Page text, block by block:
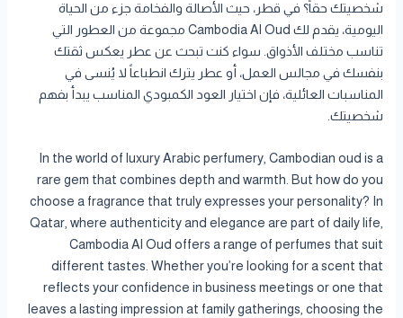
شخصيتك حقاً؟ في قطر، حيث الأصالة والفخامة جزء من الحياة
اليومية، يقدم لك Cambodia Al Oud مجموعة من العطور التي
تناسب مختلف الأذواق. سواء كنت تبحث عن عطر يعكس ثقتك
بنفسك في مجالس العمل، أو عطر يترك انطباعاً لا يُنسى في
المناسبات العائلية، فإن اختيار العود الكمبودي المناسب يبدأ بفهم
شخصيتك.
In the world of luxury Arabic perfumery, Cambodian oud is a
rare gem that combines depth and warmth. But how do you
choose a fragrance that truly expresses your personality? In
Qatar, where authenticity and elegance are part of daily life,
Cambodia Al Oud offers a range of perfumes that suit
different tastes. Whether you’re looking for a scent that
reflects your confidence in business meetings or one that
leaves a lasting impression at family gatherings, choosing the